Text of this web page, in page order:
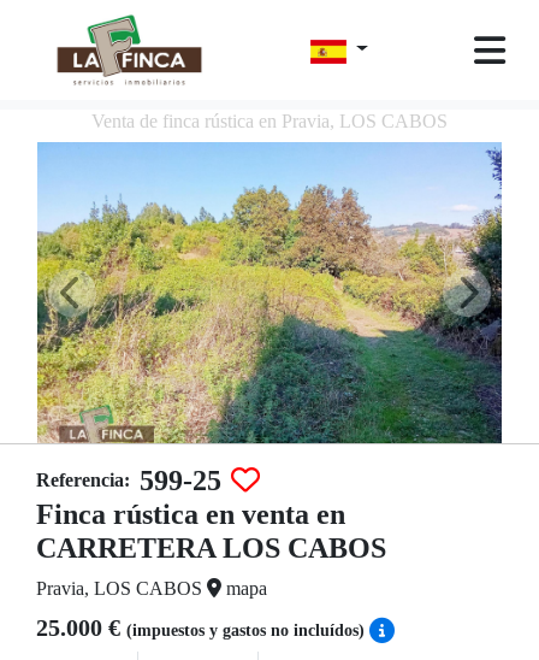
Venta de finca rústica en Pravia, LOS CABOS
Referencia: 599-25
Finca rústica en venta en
CARRETERA LOS CABOS
Pravia, LOS CABOS mapa
25.000 € (impuestos y gastos no incluídos)